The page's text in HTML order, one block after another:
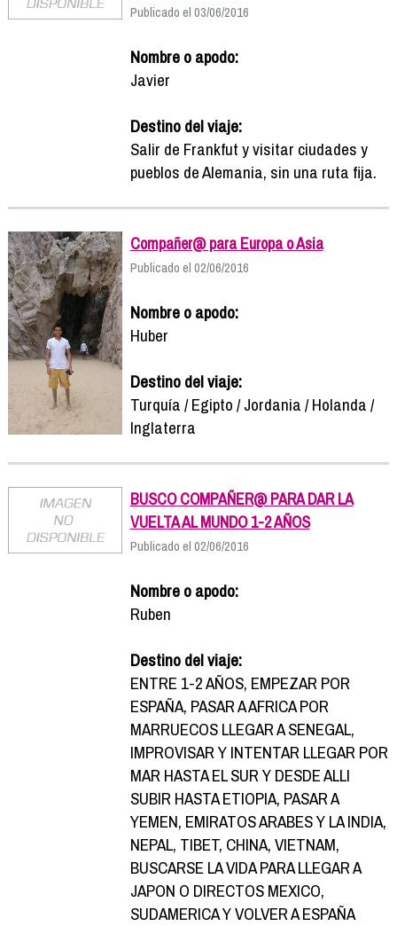
Publicado el 03/06/2016
Nombre o apodo:
Javier
Destino del viaje:
Salir de Frankfut y visitar ciudades y
pueblos de Alemania, sin una ruta fija.
Compañer@ para Europa o Asia
Publicado el 02/06/2016
Nombre o apodo:
Huber
Destino del viaje:
Turquía / Egipto / Jordania / Holanda /
Inglaterra
BUSCO COMPAÑER@ PARA DAR LA
VUELTA AL MUNDO 1-2 AÑOS
Publicado el 02/06/2016
Nombre o apodo:
Ruben
Destino del viaje:
ENTRE 1-2 AÑOS, EMPEZAR POR
ESPAÑA, PASAR A AFRICA POR
MARRUECOS LLEGAR A SENEGAL,
IMPROVISAR Y INTENTAR LLEGAR POR
MAR HASTA EL SUR Y DESDE ALLI
SUBIR HASTA ETIOPIA, PASAR A
YEMEN, EMIRATOS ARABES Y LA INDIA,
NEPAL, TIBET, CHINA, VIETNAM,
BUSCARSE LA VIDA PARA LLEGAR A
JAPON O DIRECTOS MEXICO,
SUDAMERICA Y VOLVER A ESPAÑA